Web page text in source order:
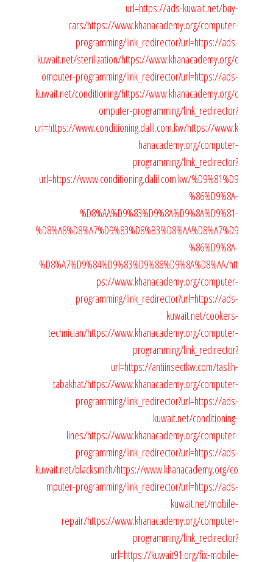
url=https://ads-kuwait.net/buy-
cars/https://www.khanacademy.org/computer-
programming/link_redirector?url=https://ads-
kuwait.net/sterilization/https://www.khanacademy.org/c
omputer-programming/link_redirector?url=https://ads-
kuwait.net/conditioning/https://www.khanacademy.org/c
omputer-programming/link_redirector?
url=https://www.conditioning.dalil.com.kw/https://www.k
hanacademy.org/computer-
programming/link_redirector?
url=https://www.conditioning.dalil.com.kw/%D9%81%D9
%86%D9%8A-
%D8%AA%D9%83%D9%8A%D9%8A%D9%81-
%D8%A8%D8%A7%D9%83%D8%B3%D8%AA%D8%A7%D9
%86%D9%8A-
%D8%A7%D9%84%D9%83%D9%88%D9%8A%D8%AA/htt
ps://www.khanacademy.org/computer-
programming/link_redirector?url=https://ads-
kuwait.net/cookers-
technician/https://www.khanacademy.org/computer-
programming/link_redirector?
url=https://antiinsectkw.com/taslih-
tabakhat/https://www.khanacademy.org/computer-
programming/link_redirector?url=https://ads-
kuwait.net/conditioning-
lines/https://www.khanacademy.org/computer-
programming/link_redirector?url=https://ads-
kuwait.net/blacksmith/https://www.khanacademy.org/co
mputer-programming/link_redirector?url=https://ads-
kuwait.net/mobile-
repair/https://www.khanacademy.org/computer-
programming/link_redirector?
url=https://kuwait91.org/fix-mobile-